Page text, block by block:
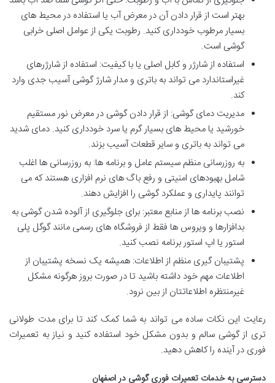
بهتر است از قرار دادن آن در معرض آب یا استفاده در محیط های
بسیار مرطوب خودداری کنید. رطوبت یکی از عوامل اصلی خرابی
گوشی است.
استفاده از شارژر و کابل اصلی یا با کیفیت: استفاده از شارژرهای
غیراستاندارد می تواند به باتری و مدار شارژ گوشی آسیب جدی وارد
کند.
مدیریت دمای گوشی: از قرار دادن گوشی در معرض نور مستقیم
خورشید یا محیط های بسیار گرم یا سرد خودداری کنید. دمای شدید
می تواند به باتری و سایر قطعات آسیب بزند.
به روزرسانی منظم سیستم عامل و برنامه ها: به روزرسانی ها اغلب
شامل بهبودهای امنیتی و رفع باگ های نرم افزاری هستند که می
توانند پایداری و عملکرد گوشی را افزایش دهند.
نصب برنامه ها از منابع معتبر: برای جلوگیری از آلوده شدن گوشی به
بدافزارها و ویروس ها فقط از فروشگاه های رسمی مانند گوگل پلی
استور یا اپ استور برنامه نصب کنید.
پشتیبان گیری منظم از اطلاعات: همیشه یک نسخه پشتیبان از
اطلاعات مهم خود داشته باشید تا در صورت بروز هرگونه مشکل
غیرمنتظره اطلاعاتتان از بین نرود.
رعایت این نکات ساده می تواند به شما کمک کند تا برای مدت طولانی
تری از گوشی سالم و بدون مشکل خود استفاده کنید و نیاز به تعمیرات
فوری در آینده را کاهش دهید.
دسترسیبه خدمات تعمیرات فوری گوشی در اصفهان